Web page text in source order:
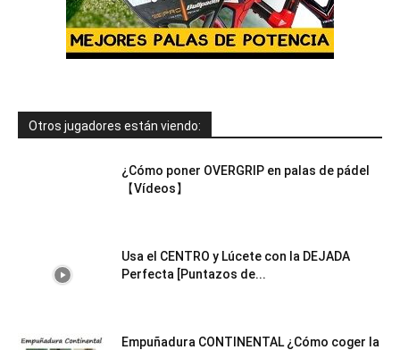
Otros jugadores están viendo:
¿Cómo poner OVERGRIP en palas de pádel
【Vídeos】
Usa el CENTRO y Lúcete con la DEJADA
Perfecta [Puntazos de...
Empuñadura CONTINENTAL ¿Cómo coger la